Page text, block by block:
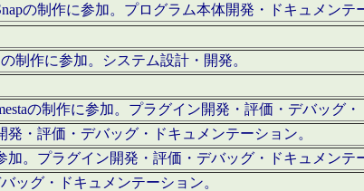
の制作に参加。プログラム本体開発・ドキュメンテ
制作に参加。システム設計・開発。
の制作に参加。プラグイン開発・評価・デバッグ
・評価・デバッグ・ドキュメンテーション。
。プラグイン開発・評価・デバッグ・ドキュメンテ
ッグ・ドキュメンテーション。